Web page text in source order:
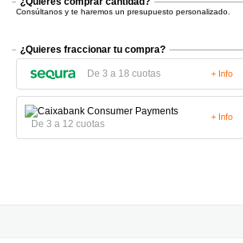
Consúltanos y te haremos un presupuesto personalizado.
¿Quieres fraccionar tu compra?
De 3 a 18 cuotas + Info
De 3 a 12 cuotas
+ Info